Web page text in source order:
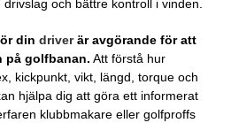
och bättre kontroll i vinden.
din driverär avgörande för att
på golfbanan. Att förstå hur
kickpunkt, vikt, längd, torque och
hjälpa dig att göra ett informerat
klubbmakare eller golfproffs